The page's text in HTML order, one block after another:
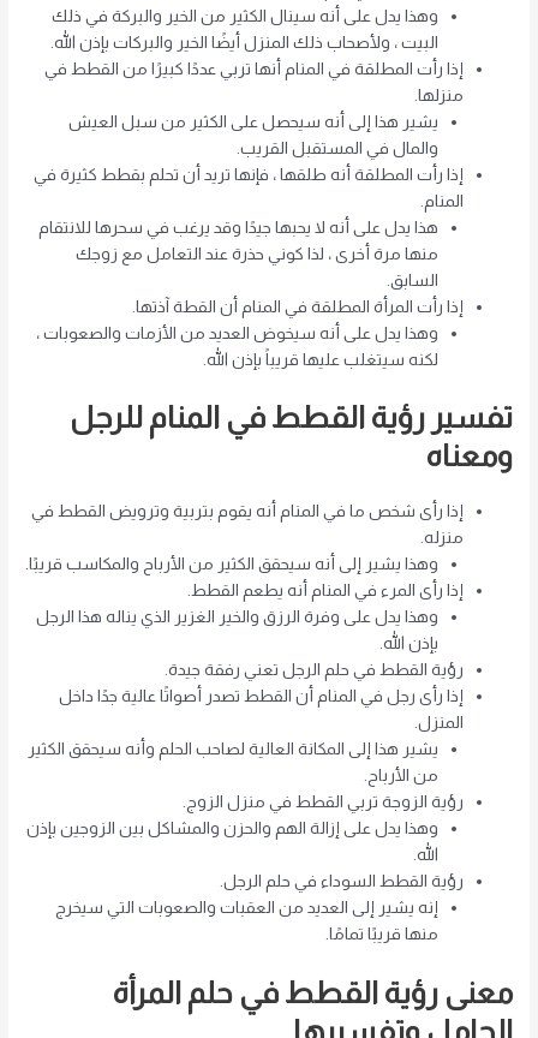
وهذا يدل على أنه سينال الكثير من الخير والبركة في ذلك
البيت ، ولأصحاب ذلك المنزل أيضًا الخير والبركات بإذن الله.
إذا رأت المطلقة في المنام أنها تربي عددًا كبيرًا من القطط في
منزلها.
يشير هذا إلى أنه سيحصل على الكثير من سبل العيش
والمال في المستقبل القريب.
إذا رأت المطلقة أنه طلقها ، فإنها تريد أن تحلم بقطط كثيرة في
المنام.
هذا يدل على أنه لا يحبها جيدًا وقد يرغب في سحرها للانتقام
منها مرة أخرى ، لذا كوني حذرة عند التعامل مع زوجك
السابق.
إذا رأت المرأة المطلقة في المنام أن القطة آذتها.
وهذا يدل على أنه سيخوض العديد من الأزمات والصعوبات ،
لكنه سيتغلب عليها قريباً بإذن الله.
تفسير رؤية القطط في المنام للرجل
ومعناه
إذا رأى شخص ما في المنام أنه يقوم بتربية وترويض القطط في
منزله.
وهذا يشير إلى أنه سيحقق الكثير من الأرباح والمكاسب قريبًا.
إذا رأى المرء في المنام أنه يطعم القطط.
وهذا يدل على وفرة الرزق والخير الغزير الذي يناله هذا الرجل
بإذن الله.
رؤية القطط في حلم الرجل تعني رفقة جيدة.
إذا رأى رجل في المنام أن القطط تصدر أصواتًا عالية جدًا داخل
المنزل.
يشير هذا إلى المكانة العالية لصاحب الحلم وأنه سيحقق الكثير
من الأرباح.
رؤية الزوجة تربي القطط في منزل الزوج.
وهذا يدل على إزالة الهم والحزن والمشاكل بين الزوجين بإذن
الله.
رؤية القطط السوداء في حلم الرجل.
إنه يشير إلى العديد من العقبات والصعوبات التي سيخرج
منها قريبًا تمامًا.
معنى رؤية القطط في حلم المرأة
الحامل وتفسيرها